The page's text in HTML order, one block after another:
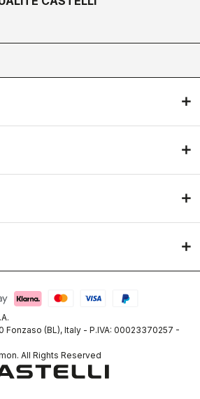
Fonzaso (BL), Italy - P.IVA: 00023370257 -
All Rights Reserved